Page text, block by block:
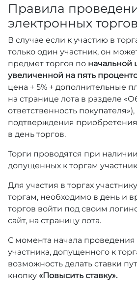
Правила
электронных торгов
В случае если к участию в
только один участник, он
предмет торгов по начальной
увеличенной на пять
цена + 5% + дополнительные
на странице лота в разделе
ответственность
подтверждения
в день торгов.
Торги проводятся при
допущенных к торгам
Для участия в торгах
торгам, необходимо в день и
торгов войти под своим
сайт, на страницу лота.
С момента начала проведения
участника, допущенного к
возможность делать ставки
кнопку «Повысить ставку».